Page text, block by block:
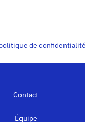
de confidentialité
Contact
Équipe